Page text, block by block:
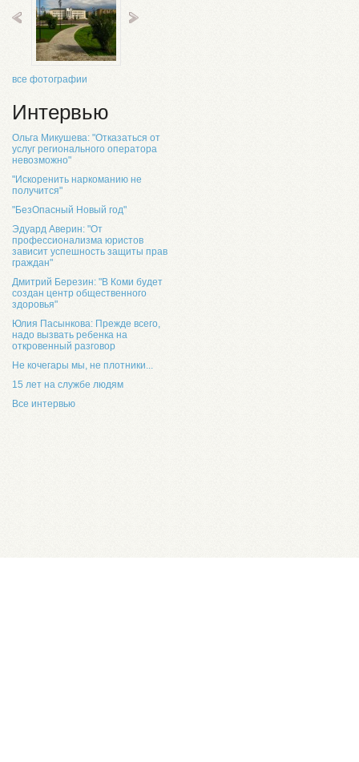
все фотографии
Интервью
Ольга Микушева: "Отказаться от
услуг регионального оператора
невозможно"
"Искоренить наркоманию не
получится"
"БезОпасный Новый год"
Эдуард Аверин: "От
профессионализма юристов
зависит успешность защиты прав
граждан"
Дмитрий Березин: "В Коми будет
создан центр общественного
здоровья"
Юлия Пасынкова: Прежде всего,
надо вызвать ребенка на
откровенный разговор
Не кочегары мы, не плотники...
15 лет на службе людям
Все интервью